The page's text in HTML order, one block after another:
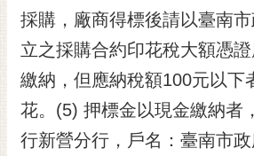
採購，廠商得標後請以臺南
立之採購合約印花稅大額憑
繳納，但應納稅額100元以下
花。(5) 押標金以現金繳納者
行新營分行，戶名：臺南市